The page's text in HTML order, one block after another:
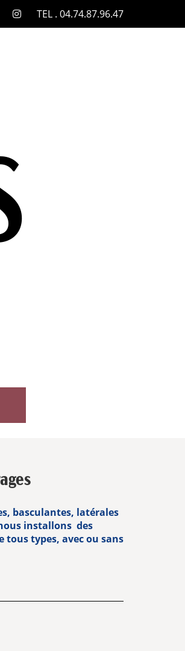
TEL . 04.74.87.96.47
basculantes, latérales
installons des
tous types, avec ou sans